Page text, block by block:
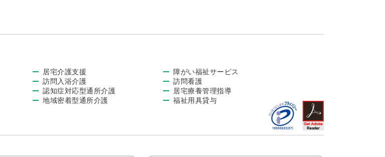
居宅介護支援
障がい福祉サービス
訪問入浴介護
訪問看護
認知症対応型通所介護
居宅療養管理指導
地域密着型通所介護
福祉用具貸与